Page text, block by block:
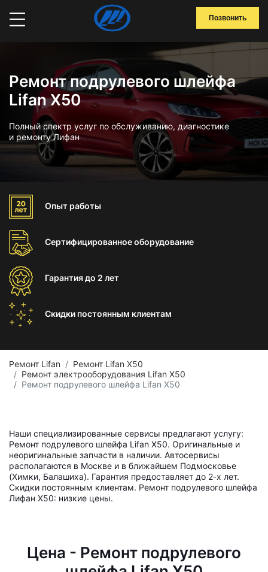
Позвонить
Ремонт подрулевого шлейфа
Lifan X50
Полный спектр услуг по обслуживанию, диагностике
и ремонту Лифан
Опыт работы
Сертифицированноеоборудование
Гарантиядо 2 лет
Скидки постоянным клиентам
Ремонт Lifan
Ремонт Lifan X50
Ремонт электрооборудования Lifan X50
Ремонт подрулевого шлейфа Lifan X50
Наши специализированные сервисы предлагают услугу:
Ремонт подрулевого шлейфа Lifan X50. Оригинальные и
неоригинальные запчасти в наличии. Автосервисы
располагаются в Москве и в ближайшем Подмосковье
(Химки, Балашиха). Гарантия предоставляет до 2-х лет.
Скидки постоянным клиентам. Ремонт подрулевого шлейфа
Лифан X50: низкие цены.
Цена - Ремонт подрулевого